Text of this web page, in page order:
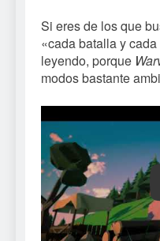
Si eres de los que
«cada batalla y
leyendo, porque
modos bastante